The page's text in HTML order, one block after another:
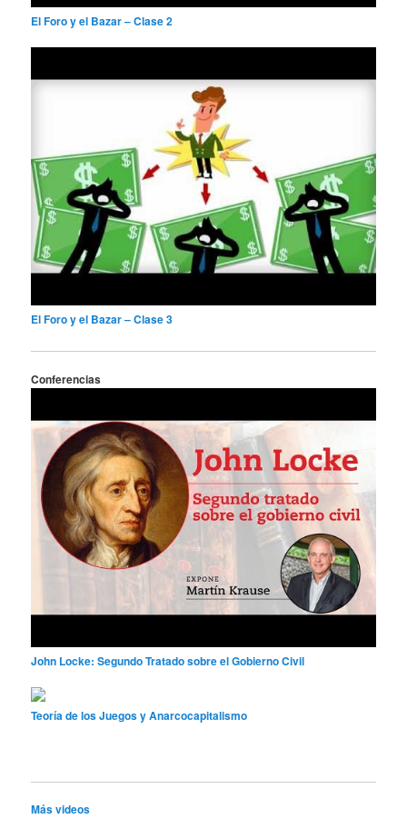
El Foro y el Bazar – Clase 2
El Foro y el Bazar – Clase 3
Conferencias
John Locke: Segundo Tratado sobre el Gobierno Civil
Teoría de los Juegos y Anarcocapitalismo
Más videos